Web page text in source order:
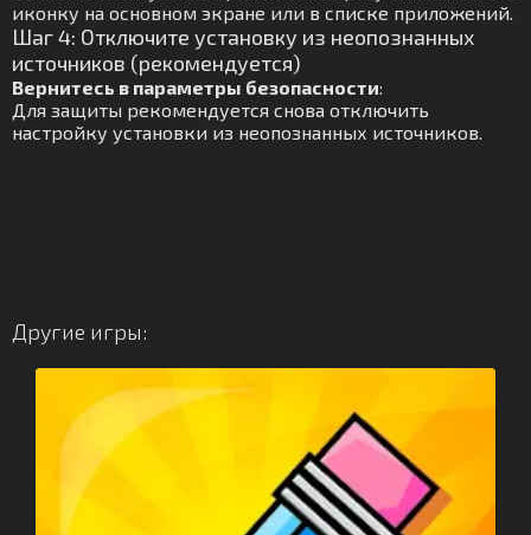
иконку на основном экране или в списке приложений.
Шаг 4: Отключите установку из неопознанных
источников (рекомендуется)
Вернитесь в параметры безопасности:
Для защиты рекомендуется снова отключить
настройку установки из неопознанных источников.
Другие игры: